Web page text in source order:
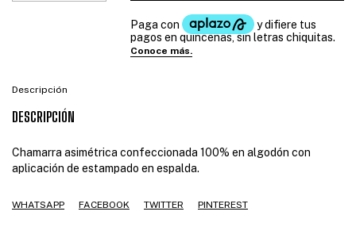
Descripción
DESCRIPCIÓN
Chamarra asimétrica confeccionada 100% en algodón con
aplicación de estampado en espalda.
WHATSAPP FACEBOOK TWITTER PINTEREST